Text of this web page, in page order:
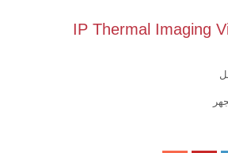
IP Thermal Imaging